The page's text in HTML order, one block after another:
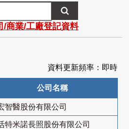
/商業/工廠登記資料
資料更新頻率：即時
公司名稱
智醫股份有限公司
特米諾長照股份有限公司